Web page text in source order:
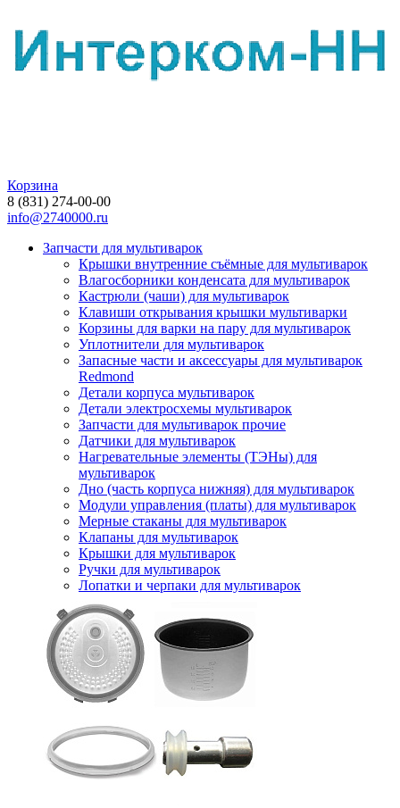
Корзина
8 (831) 274-00-00
info@2740000.ru
Запчасти для мультиварок
Крышки внутренние съёмные для мультиварок
Влагосборники конденсата для мультиварок
Кастрюли (чаши) для мультиварок
Клавиши открывания крышки мультиварки
Корзины для варки на пару для мультиварок
Уплотнители для мультиварок
Запасные части и аксессуары для мультиварок
Redmond
Детали корпуса мультиварок
Детали электросхемы мультиварок
Запчасти для мультиварок прочие
Датчики для мультиварок
Нагревательные элементы (ТЭНы) для
мультиварок
Дно (часть корпуса нижняя) для мультиварок
Модули управления (платы) для мультиварок
Мерные стаканы для мультиварок
Клапаны для мультиварок
Крышки для мультиварок
Ручки для мультиварок
Лопатки и черпаки для мультиварок